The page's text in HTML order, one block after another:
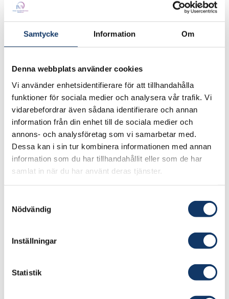
Samtycke Information Om
Denna webbplats använder cookies
Vi använder enhetsidentifierare för att tillhandahålla
funktioner för sociala medier och analysera vår trafik. Vi
vidarebefordrar även sådana identifierare och annan
information från din enhet till de sociala medier och
annons- och analysföretag som vi samarbetar med.
Dessa kan i sin tur kombinera informationen med annan
information som du har tillhandahållit eller som de har
samlat in när du har använt deras tjänster.
Nödvändig
Inställningar
Statistik
Lärosäten:
Ansvarig forskare:
CHARMEC
Besök projektets webbplats
Beräkningseffektiva kriterier för risk för
sprickbildning i hjul och räls kopplade till analys
av dynamisk samverkan mellan hjul och räls har
utvecklats. Ytterligare forskning har identifierat
kritiska lastnivåer vilka kan orsaka rälsbrott under
olika driftsförhållanden. Detta har utvecklats till
en internationell rekommendation fastställd av
harmoniserar Europas larmgränser för
för genomslag i samhället.